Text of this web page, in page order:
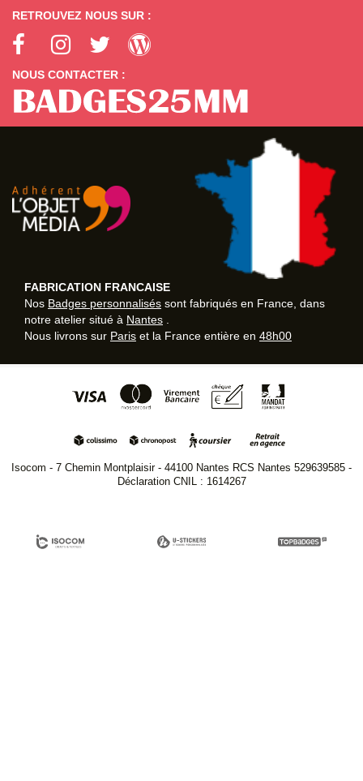
RETROUVEZ NOUS SUR :
NOUS CONTACTER :
FABRICATION FRANCAISE
Nos Badges personnalisés sont fabriqués en France, dans
notre atelier situé à Nantes
Nous livrons sur Paris et la France entière en 48h00
Isocom - 7 Chemin Montplaisir - 44100 Nantes RCS Nantes 529639585 -
Déclaration CNIL : 1614267